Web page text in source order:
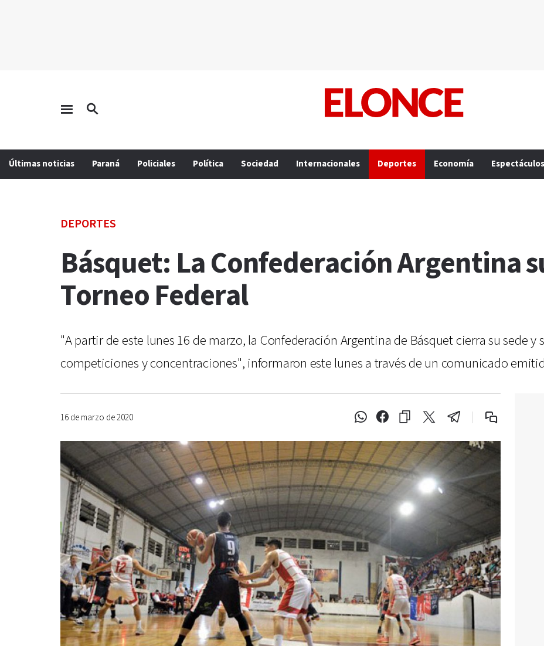
Últimas noticias Paraná Policiales Política Sociedad Internacionales Deportes Economía Espectáculos
DEPORTES
Básquet: La Confederación Argentina
Torneo Federal
"A partir de este lunes 16 de marzo, la Confederación Argentina de Básquet cierra su sede
competiciones y concentraciones", informaron este lunes a través de un comunicado
16 de marzo de 2020